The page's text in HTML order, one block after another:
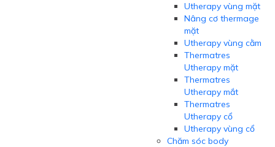
Utherapy vùng mặt
Nâng cơ thermage
mặt
Utherapy vùng cằm
Thermatres
Utherapy mặt
Thermatres
Utherapy mắt
Thermatres
Utherapy cổ
Utherapy vùng cổ
Chăm sóc body